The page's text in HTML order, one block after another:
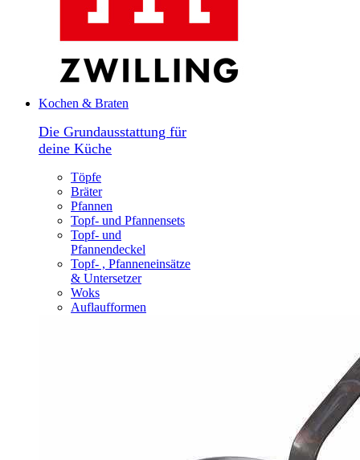
Kochen & Braten
Die Grundausstattung für
deine Küche
Töpfe
Bräter
Pfannen
Topf- und Pfannensets
Topf- und
Pfannendeckel
Topf- , Pfanneneinsätze
& Untersetzer
Woks
Auflaufformen